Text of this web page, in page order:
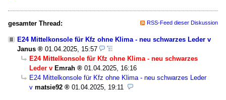
gesamter Thread: RSS-Feed dieser Diskussion
E24 Mittelkonsole für Kfz ohne Klima - neu schwarzes Leder v
Janus
01.04.2025, 15:57
E24 Mittelkonsole für Kfz ohne Klima - neu schwarzes
Leder v Emrah
01.04.2025, 16:16
E24 Mittelkonsole für Kfz ohne Klima - neu schwarzes Leder
v matsie92 01.04.2025, 19:11